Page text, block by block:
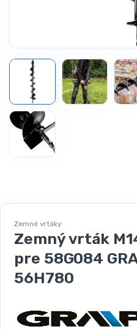
Zemné vrtáky
Zemný vrták
pre 58G084
56H780